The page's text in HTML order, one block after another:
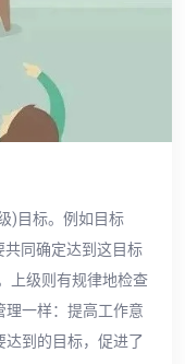
)目标。例如目标
共同确定达到这目标
上级则有规律地检查
一样：提高工作意
到的目标，促进了